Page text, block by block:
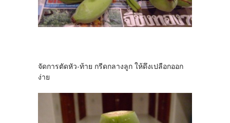
จัดการตัดหัว-ท้าย กรีดกลางลูก ให้ดึงเปลือกออก
ง่าย